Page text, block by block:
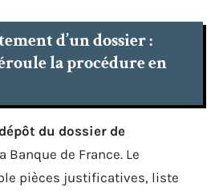
d’un dossier :
la procédure en
dépôt du dossier de
Banque de France. Le
pièces justificatives, liste